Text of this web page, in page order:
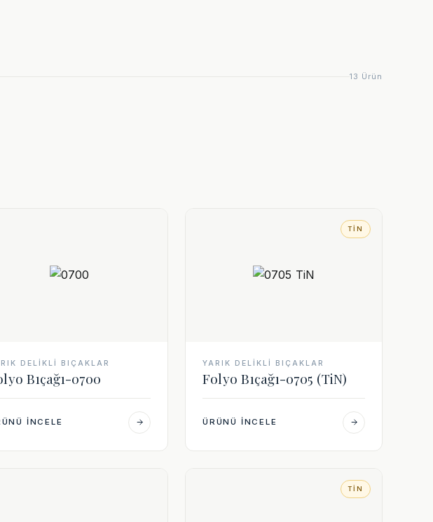
13 Ürün
DELIKLI BIÇAKLAR
Bıçağı-0700
İNCELE
TIN
YARIK DELIKLI BIÇAKLAR
Folyo Bıçağı-0705 (TiN)
ÜRÜNÜ İNCELE
TIN